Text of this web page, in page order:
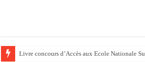
Livre concours d’Accès aux Ecole Nationale